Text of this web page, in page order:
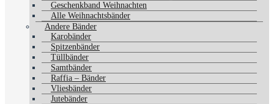
Geschenkband Weihnachten
Alle Weihnachtsbänder
Andere Bänder
Karobänder
Spitzenbänder
Tüllbänder
Samtbänder
Raffia – Bänder
Vliesbänder
Jutebänder